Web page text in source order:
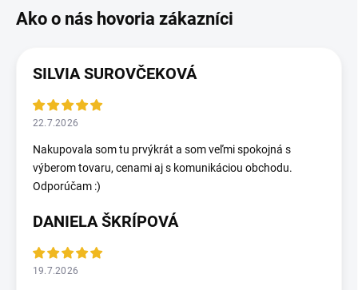
SILVIA SUROVČEKOVÁ
22.7.2026
Nakupovala som tu prvýkrát a som veľmi spokojná s
výberom tovaru, cenami aj s komunikáciou obchodu.
Odporúčam :)
DANIELA ŠKRÍPOVÁ
19.7.2026